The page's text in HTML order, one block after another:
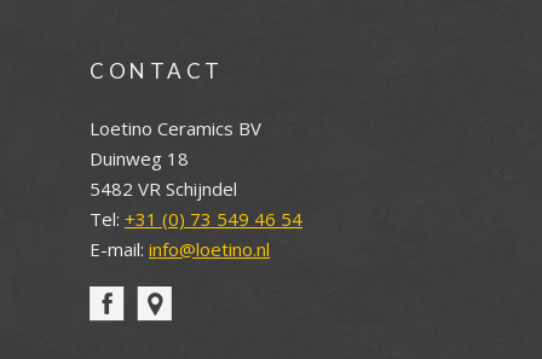
CONTACT
Loetino Ceramics BV
Duinweg 18
5482 VR Schijndel
Tel: +31 (0) 73 549 46 54
E-mail: info@loetino.nl